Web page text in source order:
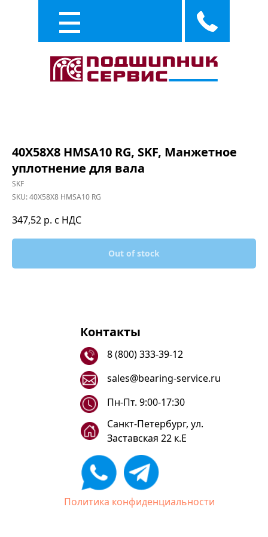
40X58X8 HMSA10 RG, SKF, Манжетное
уплотнение для вала
SKF
SKU:40X58X8 HMSA10 RG
347,52 р. с НДС
Out of stock
Контакты
8 (800) 333-39-12
sales@bearing-service.ru
Санкт-Петербург, ул.
Заставская 22 к.Е
Пн-Пт. 9:00-17:30
Политика конфиденциальности